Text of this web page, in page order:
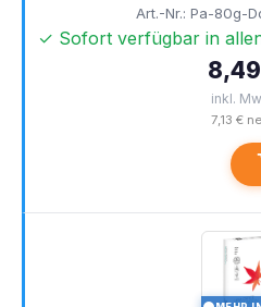
Art.-Nr.: Pa-80g-
✓ Sofort verfügbar in
inkl.
7,13 €